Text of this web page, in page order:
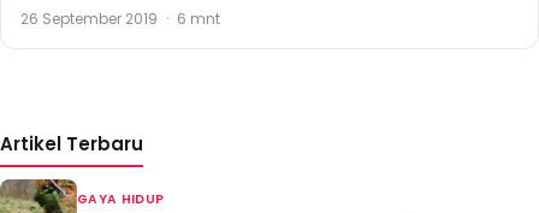
26 September 2019 · 6 mnt
Artikel Terbaru
GAYA HIDUP